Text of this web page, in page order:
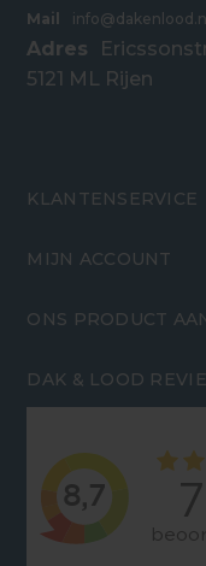
Mail
info@dakenlood.nl
Adres
5121 ML Rijen
KLANTENSERVICE
MIJN ACCOUNT
ONS PRODUCT
DAK & LOOD